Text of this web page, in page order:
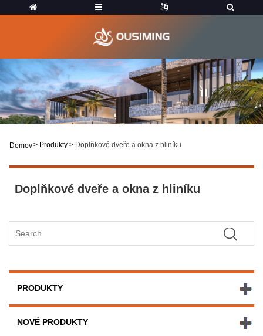
Domov> Produkty > Doplňkové dveře a okna z hliníku
Doplňkové dveře a okna z hliníku
PRODUKTY
NOVÉ PRODUKTY